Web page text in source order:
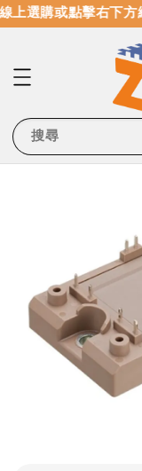
選購或點擊右下
搜尋